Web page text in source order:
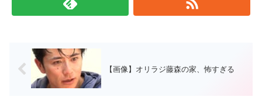
【画像】オリラジ藤森の家、怖すぎる